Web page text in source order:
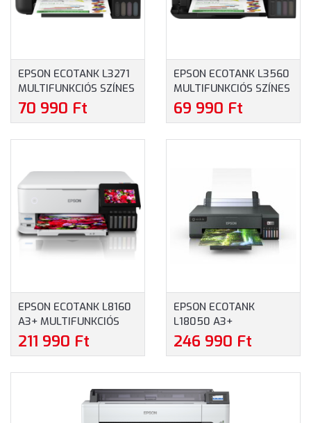
EPSON ECOTANK L3271
MULTIFUNKCIÓS SZÍNES
KÜLSŐ
TINTATARTÁLYOS
70 990 Ft
EPSON ECOTANK L3560
MULTIFUNKCIÓS SZÍNES
KÜLSŐ
TINTATARTÁLYOS
69 990 Ft
EPSON ECOTANK L8160
A3+ MULTIFUNKCIÓS
SZÍNES KÜLSŐ
TINTATARTÁLYOS
211 990 Ft
EPSON ECOTANK
L18050 A3+
EGYFUNKCIÓS SZÍNES
KÜLSŐ
(C11CK38402)
246 990 Ft